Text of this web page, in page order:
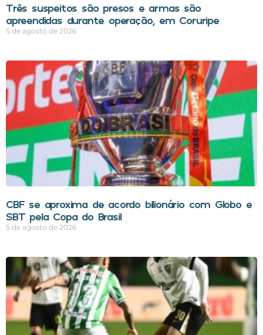
Três suspeitos são presos e armas são
apreendidas durante operação, em Coruripe
5 de agosto de 2026
CBF se aproxima de acordo bilionário com Globo e
SBT pela Copa do Brasil
5 de agosto de 2026